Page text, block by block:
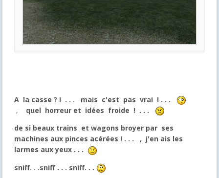
A la casse ? ! . . .
mais c'est pas vrai ! . . .
,
quel horreur et idées froide ! . . .
de si beaux trains et wagons broyer par ses
machines aux pinces acérées ! . . .
, j'en ais les
larmes aux yeux . . .
sniff. . .sniff . . . sniff. . .